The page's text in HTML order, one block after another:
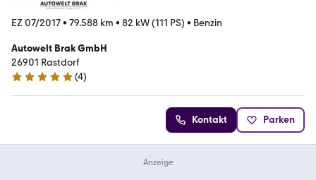
EZ 07/2017• 79.588 km • 82 kW (111 PS) • Benzin
Autowelt Brak GmbH
26901 Rastdorf
5 Sterne
(4)
Kontakt Parken